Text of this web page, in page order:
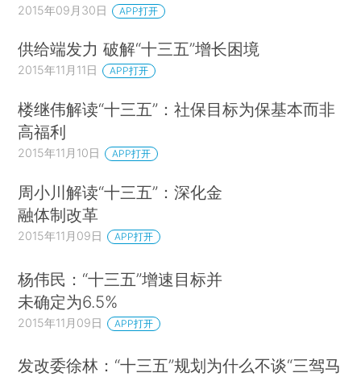
2015年09月30日 APP打开
供给端发力 破解“十三五”增长困境
2015年11月11日 APP打开
楼继伟解读“十三五”：社保目标为保基本而非
高福利
2015年11月10日 APP打开
周小川解读“十三五”：深化金
融体制改革
2015年11月09日 APP打开
杨伟民：“十三五”增速目标并
未确定为6.5%
2015年11月09日 APP打开
发改委徐林：“十三五”规划为什么不谈“三驾马